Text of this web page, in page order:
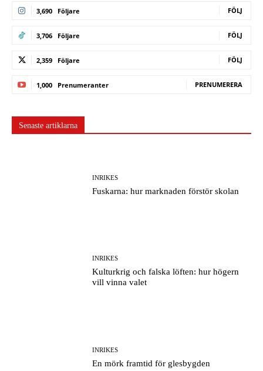
3,690 Följare FÖLJ
3,706 Följare FÖLJ
2,359 Följare FÖLJ
1,000 Prenumeranter PRENUMERERA
Senaste artiklarna
INRIKES
Fuskarna: hur marknaden förstör skolan
INRIKES
Kulturkrig och falska löften: hur högern
vill vinna valet
INRIKES
En mörk framtid för glesbygden